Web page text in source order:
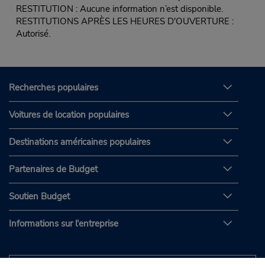
RESTITUTION : Aucune information n’est disponible.
RESTITUTIONS APRÈS LES HEURES D'OUVERTURE :
Autorisé.
Recherches populaires
Voitures de location populaires
Destinations américaines populaires
Partenaires de Budget
Soutien Budget
Informations sur l'entreprise